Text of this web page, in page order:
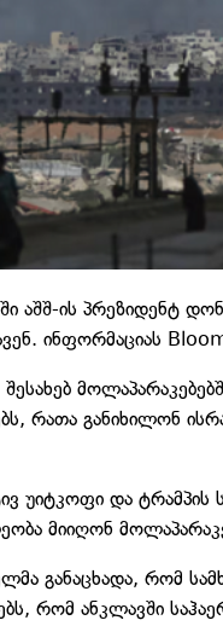
აშშ-ის პრეზიდენტ
ინფორმაციას
რათა განიხილონ
უიტკოფი და ტრამპის
მიიღონ
განაცხადა, რომ
რომ ანკლავში